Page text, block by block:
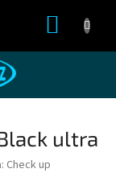
ultra
Check up